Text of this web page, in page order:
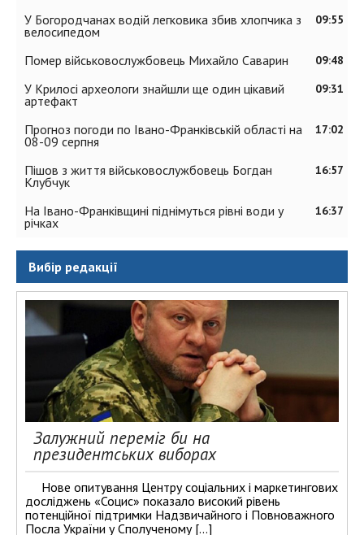
09:55
У Богородчанах водій легковика збив хлопчика з
велосипедом
09:48
Помер військовослужбовець Михайло Саварин
09:31
У Крилосі археологи знайшли ще один цікавий
артефакт
17:02
Прогноз погоди по Івано-Франківській області на
08-09 серпня
16:57
Пішов з життя військовослужбовець Богдан
Клубчук
16:37
На Івано-Франківщині піднімуться рівні води у
річках
Вибір редакції
Залужний переміг би на
президентських виборах
Нове опитування Центру соціальних і маркетингових
досліджень «Социс» показало високий рівень
потенційної підтримки Надзвичайного і Повноважного
Посла України у Сполученому […]